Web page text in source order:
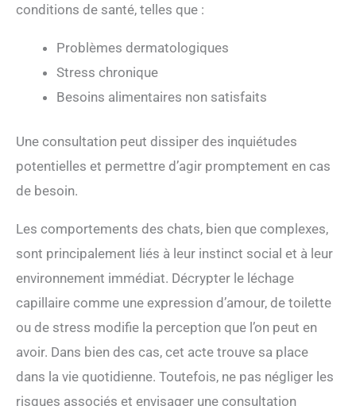
conditions de santé, telles que :
Problèmes dermatologiques
Stress chronique
Besoins alimentaires non satisfaits
Une consultation peut dissiper des inquiétudes
potentielles et permettre d’agir promptement en cas
de besoin.
Les comportements des chats, bien que complexes,
sont principalement liés à leur instinct social et à leur
environnement immédiat. Décrypter le léchage
capillaire comme une expression d’amour, de toilette
ou de stress modifie la perception que l’on peut en
avoir. Dans bien des cas, cet acte trouve sa place
dans la vie quotidienne. Toutefois, ne pas négliger les
risques associés et envisager une consultation